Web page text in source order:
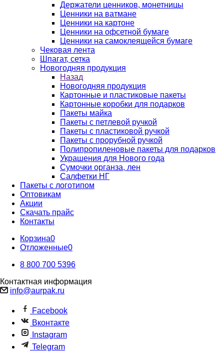
Держатели ценников, монетницы
Ценники на ватмане
Ценники на картоне
Ценники на офсетной бумаге
Ценники на самоклеящейся бумаге
Чековая лента
Шпагат, сетка
Новогодняя продукция
Назад
Новогодняя продукция
Картонные и пластиковые пакеты
Картонные коробки для подарков
Пакеты майка
Пакеты с петлевой ручкой
Пакеты с пластиковой ручкой
Пакеты с прорубной ручкой
Полипропиленовые пакеты для подарков
Украшения для Нового года
Сумочки органза, лен
Салфетки НГ
Пакеты с логотипом
Оптовикам
Акции
Скачать прайс
Контакты
Корзина0
Отложенные0
8 800 700 5396
Контактная информация
info@aurpak.ru
Facebook
Вконтакте
Instagram
Telegram